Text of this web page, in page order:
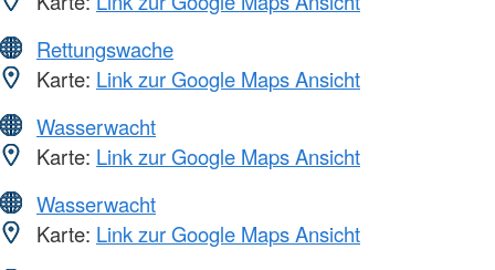
Rettungswache
Karte: Link zur Google Maps Ansicht
Wasserwacht
Karte: Link zur Google Maps Ansicht
Wasserwacht
Karte: Link zur Google Maps Ansicht